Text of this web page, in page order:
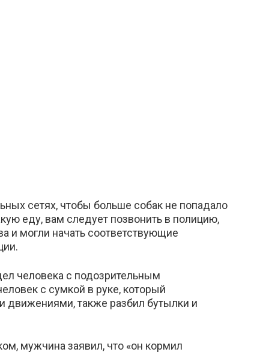
сетях, чтобы больше собак не попадало
​​еду, вам следует позвонить в полицию,
и могли начать соответствующие
человека с подозрительным
с сумкой в ​​руке, который
движениями, также разбил бутылки и
мужчина заявил, что «он кормил